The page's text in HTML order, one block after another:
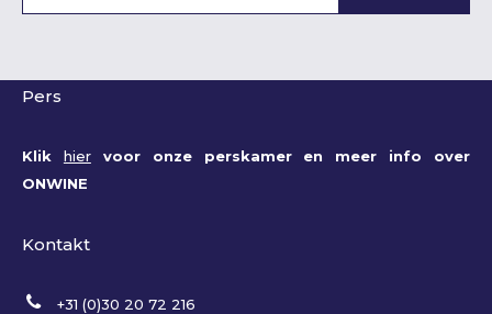
Pers
Klik hiervoor onze perskamer en meer info over
ONWINE
Kontakt
+31 (0)30 20 72 216